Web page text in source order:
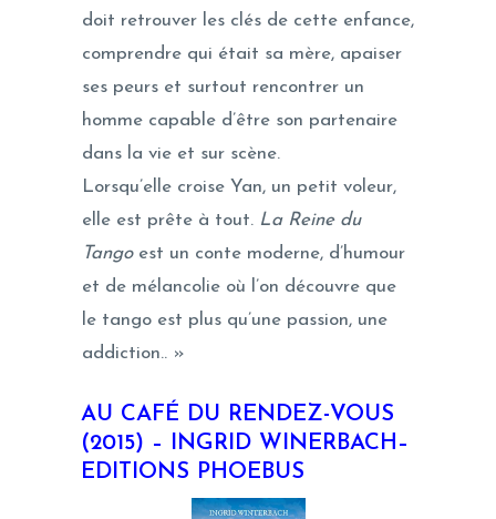
doit retrouver les clés de cette enfance,
comprendre qui était sa mère, apaiser
ses peurs et surtout rencontrer un
homme capable d’être son partenaire
dans la vie et sur scène.
Lorsqu’elle croise Yan, un petit voleur,
elle est prête à tout. La Reine du
Tangoest un conte moderne, d’humour
et de mélancolie où l’on découvre que
le tango est plus qu’une passion, une
addiction.. »
AU CAFÉ DU RENDEZ-VOUS
(2015) –
INGRID WINERBACH–
EDITIONS PHOEBUS